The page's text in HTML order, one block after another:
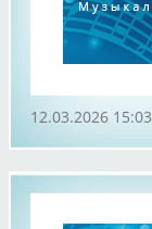
12.03.2026 15:03